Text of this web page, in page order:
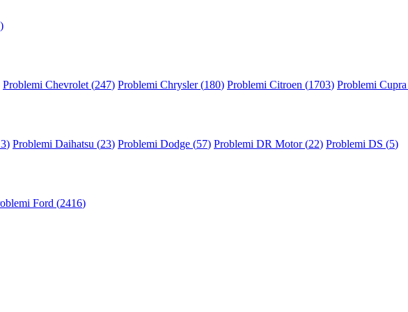
)
Problemi Chevrolet (247) Problemi Chrysler (180) Problemi Citroen (1703) Problemi
) Problemi Daihatsu (23) Problemi Dodge (57) Problemi DR Motor (22) Problemi DS (5)
Ford (2416)